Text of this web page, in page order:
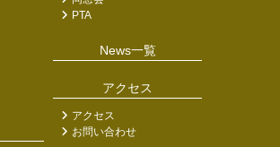
PTA
News一覧
アクセス
アクセス
お問い合わせ